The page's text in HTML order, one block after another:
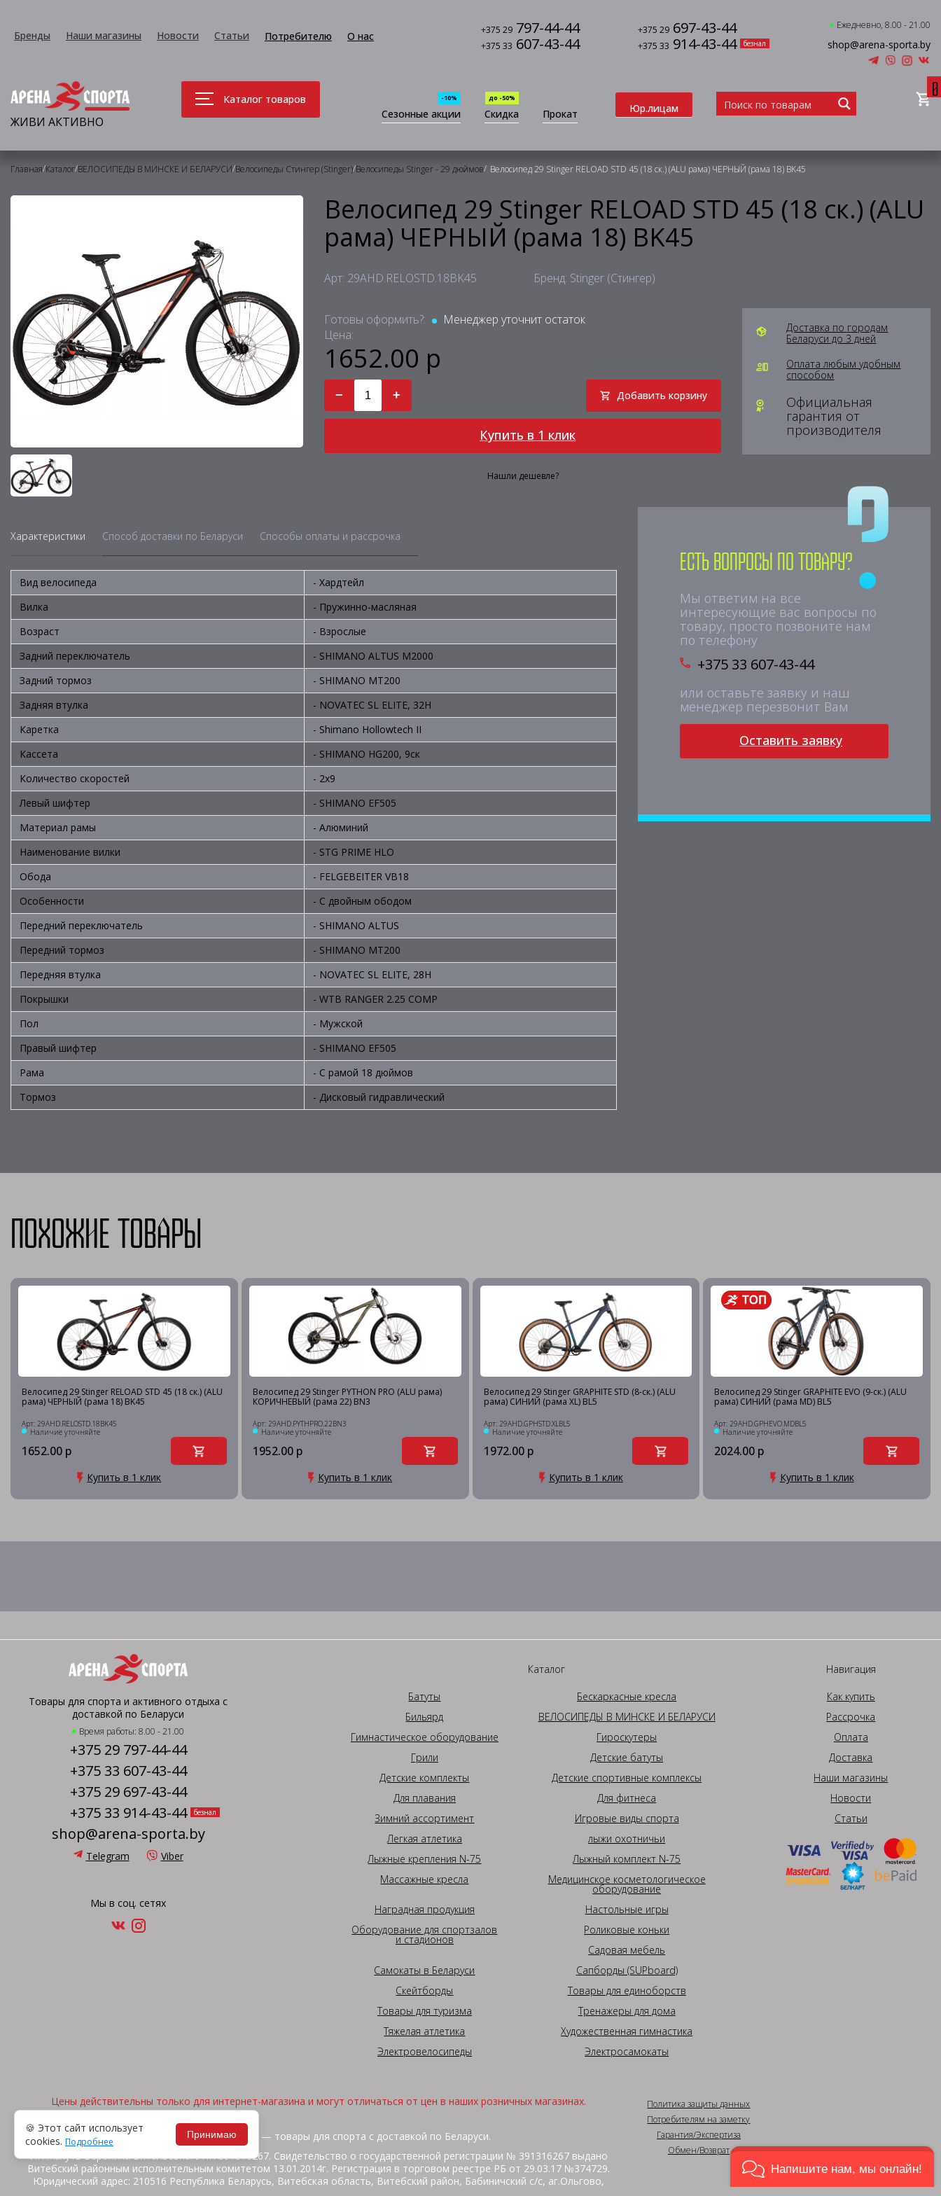
Бренды Наши магазины Новости Статьи Потребителю О нас +375 29 797-44-44 +375 29 697-43-44
+375 33 607-43-44 +375 33 914-43-44 безнал
Ежедневно, 8.00 - 21.00
shop@arena-sporta.by
ЖИВИ АКТИВНО
Каталог товаров
Сезонные акции
-10%
Скидка
до -50%
Прокат Юр.лицам
0
Главная/Каталог/ВЕЛОСИПЕДЫ В МИНСКЕ И БЕЛАРУСИ/Велосипеды Стингер (Stinger)/Велосипеды Stinger - 29 дюймов/ Велосипед 29 Stinger RELOAD STD 45 (18 ск.) (ALU рама) ЧЕРНЫЙ (рама 18) BK45
Велосипед 29 Stinger RELOAD STD 45 (18 ск.) (ALU
рама) ЧЕРНЫЙ (рама 18) BK45
Арт: 29AHD.RELOSTD.18BK45 Бренд: Stinger (Стингер)
Готовы оформить?:
Менеджер уточнит остаток
Цена:
1652.00 р
− + Добавить корзину
Купить в 1 клик
Нашли дешевле?
Доставка по городам
Беларуси до 3 дней
Оплата любым удобным
способом
Официальная
гарантия от
производителя
Характеристики Способ доставки по Беларуси Способы оплаты и рассрочка
Вид велосипеда
- Хардтейл
Вилка
- Пружинно-масляная
Возраст
- Взрослые
Задний переключатель
- SHIMANO ALTUS M2000
Задний тормоз
- SHIMANO MT200
Задняя втулка
- NOVATEC SL ELITE, 32H
Каретка
- Shimano Hollowtech II
Кассета
- SHIMANO HG200, 9ск
Количество скоростей
- 2x9
Левый шифтер
- SHIMANO EF505
Материал рамы
- Алюминий
Наименование вилки
- STG PRIME HLO
Обода
- FELGEBEITER VB18
Особенности
- С двойным ободом
Передний переключатель
- SHIMANO ALTUS
Передний тормоз
- SHIMANO MT200
Передняя втулка
- NOVATEC SL ELITE, 28H
Покрышки
- WTB RANGER 2.25 COMP
Пол
- Мужской
Правый шифтер
- SHIMANO EF505
Рама
- С рамой 18 дюймов
Тормоз
- Дисковый гидравлический
Есть вопросы по товару?
Мы ответим на все
интересующие вас вопросы по
товару, просто позвоните нам
по телефону
+375 33 607-43-44
или оставьте заявку и наш
менеджер перезвонит Вам
Оставить заявку
Похожие товары
Велосипед 29 Stinger RELOAD STD 45 (18 ск.) (ALU
рама) ЧЕРНЫЙ (рама 18) BK45
Арт: 29AHD.RELOSTD.18BK45
Наличие уточняйте
1652.00 р
Купить в 1 клик
Велосипед 29 Stinger PYTHON PRO (ALU рама)
КОРИЧНЕВЫЙ (рама 22) BN3
Арт: 29AHD.PYTHPRO.22BN3
Наличие уточняйте
1952.00 р
Купить в 1 клик
Велосипед 29 Stinger GRAPHITE STD (8-ск.) (ALU
рама) СИНИЙ (рама XL) BL5
Арт: 29AHD.GPHSTD.XLBL5
Наличие уточняйте
1972.00 р
Купить в 1 клик
Велосипед 29 Stinger GRAPHITE EVO (9-ск.) (ALU
рама) СИНИЙ (рама MD) BL5
Арт: 29AHD.GPHEVO.MDBL5
Наличие уточняйте
2024.00 р
Купить в 1 клик
Товары для спорта и активного отдыха с
доставкой по Беларуси
Время работы: 8.00 - 21.00
+375 29 797-44-44
+375 33 607-43-44
+375 29 697-43-44
+375 33 914-43-44
безнал
shop@arena-sporta.by
Telegram Viber
Мы в соц. сетях
Каталог
Батуты
Бескаркасные кресла
Бильярд
ВЕЛОСИПЕДЫ В МИНСКЕ И БЕЛАРУСИ
Гимнастическое оборудование
Гироскутеры
Грили
Детские батуты
Детские комплекты
Детские спортивные комплексы
Для плавания
Для фитнеса
Зимний ассортимент
Игровые виды спорта
Легкая атлетика
лыжи охотничьи
Лыжные крепления N-75
Лыжный комплект N-75
Массажные кресла
Медицинское косметологическое
оборудование
Наградная продукция
Настольные игры
Оборудование для спортзалов
и стадионов
Роликовые коньки
Садовая мебель
Самокаты в Беларуси
Сапборды (SUPboard)
Скейтборды
Товары для единоборств
Товары для туризма
Тренажеры для дома
Тяжелая атлетика
Художественная гимнастика
Электровелосипеды
Электросамокаты
Навигация
Как купить
Рассрочка
Оплата
Доставка
Наши магазины
Новости
Статьи
Цены действительны только для интернет-магазина и могут отличаться от цен в наших розничных магазинах.
2026, © "Арена спорта" — товары для спорта с доставкой по Беларуси.
ИП Жакуть Вероника Витальевна. УНП 391316267. Свидетельство о государственной регистрации № 391316267 выдано
Витебский районным исполнительным комитетом 13.01.2014г. Регистрация в торговом реестре РБ от 29.03.17 №374729.
Юридический адрес: 210516 Республика Беларусь, Витебская область, Витебский район, Бабиничский с/с, аг.Ольгово,
Политика защиты данных
Потребителям на заметку
Гарантия/Экспертиза
Обмен/Возврат
🍪 Этот сайт использует
cookies. Подробнее
Принимаю
Напишите нам, мы онлайн!